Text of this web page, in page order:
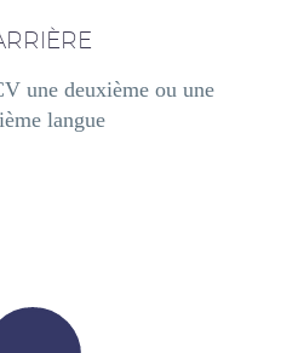
une deuxième ou une
langue